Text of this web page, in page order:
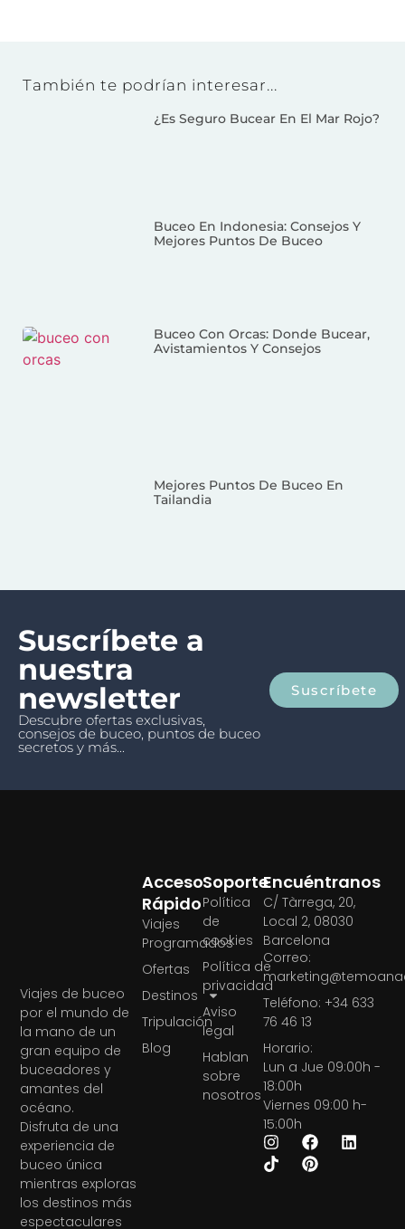
También te podrían interesar...
¿Es Seguro Bucear En El Mar Rojo?
Buceo En Indonesia: Consejos Y
Mejores Puntos De Buceo
Buceo Con Orcas: Donde Bucear,
Avistamientos Y Consejos
Mejores Puntos De Buceo En
Tailandia
Suscríbete a
nuestra
newsletter
Descubre ofertas exclusivas,
consejos de buceo, puntos de buceo
secretos y más...
Suscríbete
Viajes de buceo
por el mundo de
la mano de un
gran equipo de
buceadores y
amantes del
océano.
Disfruta de una
experiencia de
buceo única
mientras exploras
los destinos más
espectaculares
Soporte
Política
de
cookies
Política de
privacidad
Aviso
legal
Hablan
sobre
nosotros
Acceso
Rápido
Viajes
Programados
Ofertas
Destinos
Tripulación
Blog
Encuéntranos
C/ Tàrrega, 20,
Local 2, 08030
Barcelona
Correo:
Teléfono: +34 633
76 46 13
Horario:
Lun a Jue 09:00h -
18:00h
Viernes 09:00 h-
15:00h